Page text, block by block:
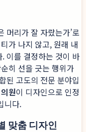
머리가 잘 자랐는가’로
가 나지 않고, 원래 내
이를 결정하는 것이 바
히 선을 긋는 행위가
된 고도의 전문 분야입
원이 디자인으로 인정
니다.
맞춤 디자인